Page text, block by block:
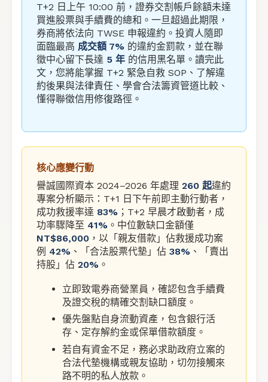
T+2 日上午 10:00 前，證券交割帳戶餘額未達
買進股票與手續費的總和。一旦超過此期限，
券商將依法向 TWSE 申報違約。投資人隨即
面臨最高 成交額 7% 的違約金罰款，並在聯
徵中心留下長達 5 年 的信用黑名單。讀完此
文，您將能掌握 T+2 緊急自救 SOP、了解違
約後果與法律責任、學會合法籌資管道比較、
懂得聯徵信用修復路徑。
核心應變行動
譽誠國際資本 2024–2026 年處理 260 起違約
專案分析顯示：T+1 日下午前即主動行動者，
成功救援率達 83% ；T+2 早晨才啟動者，成
功率驟降至 41% 。中位數缺口金額僅
NT$86,000 ，以「親友借款」佔救援成功案
例 42% 、「合法股票代墊」佔 38% 、「賣出
持股」佔 20% 。
立即致電券商營業員，確認包含手續費
及證交稅的精確交割缺口額度。
優先盤點自身流動資產，包含銀行活
存、定存解約金或保單借款額度。
若自有資金不足，務必求助政府立案的
合法代墊機構或親友協助，切勿接觸來
路不明的私人放款。